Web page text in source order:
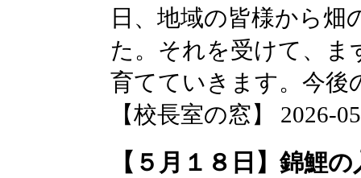
日、地域の皆様から
た。それを受けて、
育てていきます。今後
【校長室の窓】 2026-
【５月１８日】錦鯉